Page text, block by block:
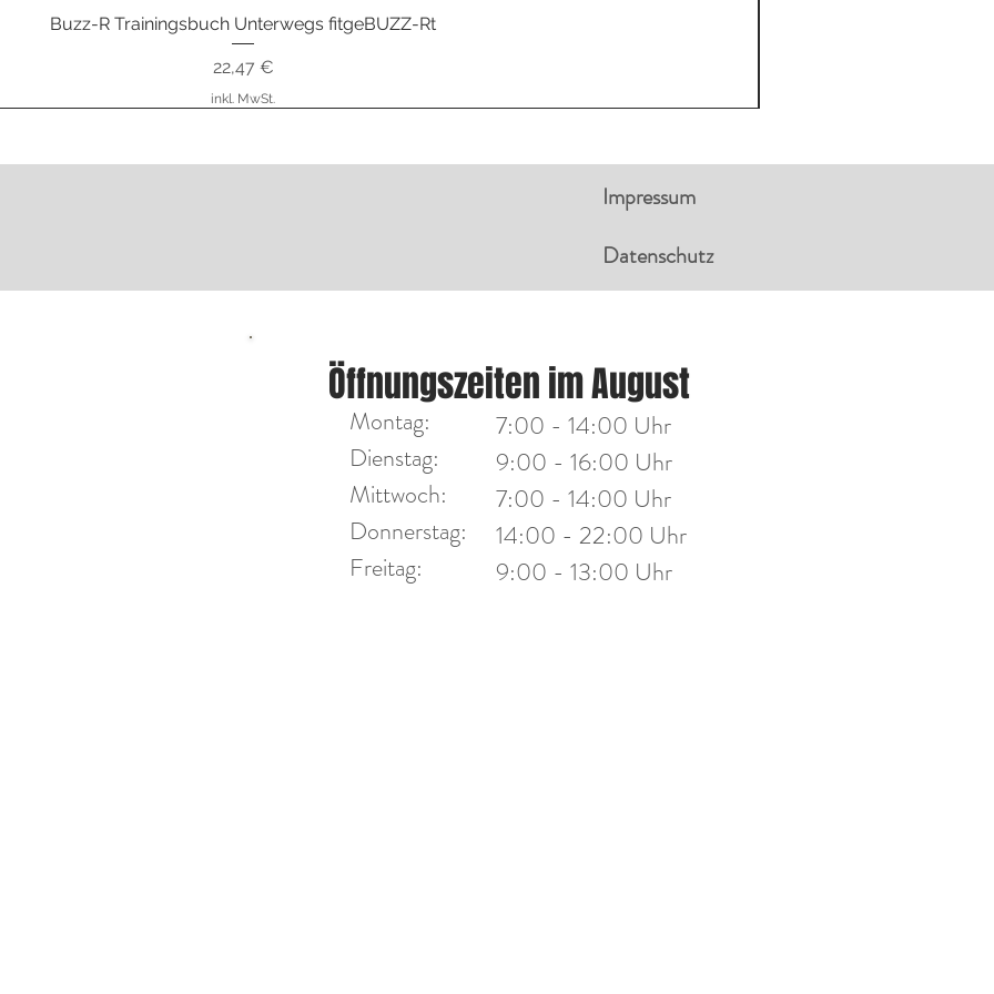
Schnellansicht
Buzz-R Trainingsbuch Unterwegs fitgeBUZZ-Rt
Preis
22,47 €
inkl. MwSt.
Impressum
Datenschutz
Dienstag
Mittwoch
Donnerstag
Freitag
14:00 - 18:00 Uhr
14:00 - 18:00 Uhr
14:00 - 19:30 Uhr
10:00 - 13:00 Uhr
Öffnungszeiten im August
Montag:
Dienstag:
Mittwoch:​
Donnerstag:
Freitag:
7:00 - 14:00 Uhr
9:00 - 16:00 Uhr
7:00 - 14:00 Uhr
14:00 - 22:00 Uhr
9:00 - 13:00 Uhr